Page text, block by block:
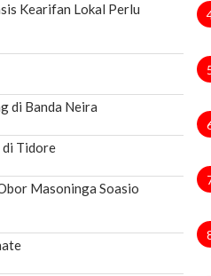
Kearifan Lokal Perlu
di Banda Neira
Tidore
Masoninga Soasio